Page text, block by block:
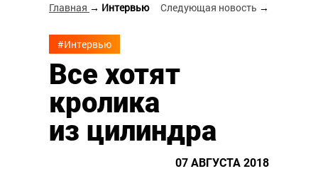
Главная → Интервью Следующая новость →
#Интервью
Все хотят
кролика
из цилиндра
07 АВГУСТА 2018